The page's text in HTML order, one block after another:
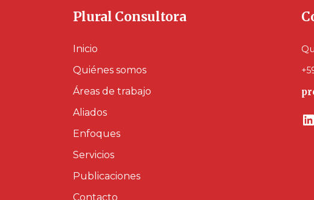
Plural Consultora
Inicio
Quiénes somos
Áreas de trabajo
Aliados
Enfoques
Servicios
Publicaciones
Contacto